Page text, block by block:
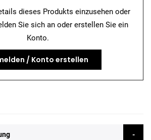
dieses Produkts einzusehen oder
Sie sich an oder erstellen Sie ein
Konto.
/ Konto erstellen